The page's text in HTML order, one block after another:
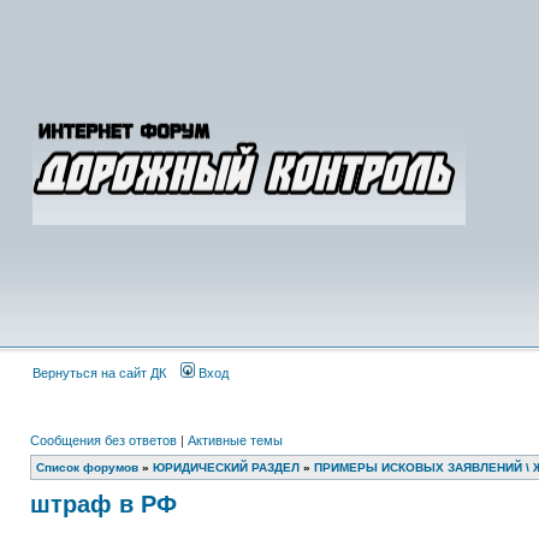
Вернуться на сайт ДК Вход
Сообщения без ответов | Активные темы
Список форумов » ЮРИДИЧЕСКИЙ РАЗДЕЛ » ПРИМЕРЫ ИСКОВЫХ ЗАЯВЛЕНИЙ \
штраф в РФ